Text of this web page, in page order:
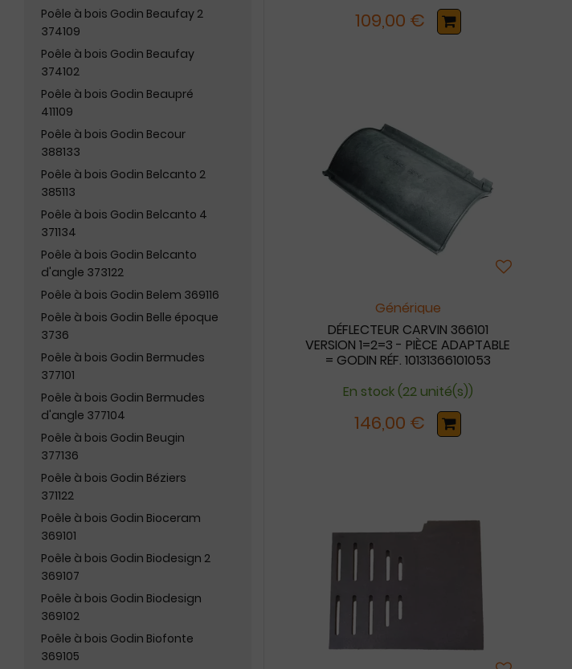
Poêle à bois Godin Beaufay 2
374109
Poêle à bois Godin Beaufay
374102
Poêle à bois Godin Beaupré
411109
Poêle à bois Godin Becour
388133
Poêle à bois Godin Belcanto 2
385113
Poêle à bois Godin Belcanto 4
371134
Poêle à bois Godin Belcanto
d'angle 373122
Poêle à bois Godin Belem 369116
Poêle à bois Godin Belle époque
3736
Poêle à bois Godin Bermudes
377101
Poêle à bois Godin Bermudes
d'angle 377104
Poêle à bois Godin Beugin
377136
Poêle à bois Godin Béziers
371122
Poêle à bois Godin Bioceram
369101
Poêle à bois Godin Biodesign 2
369107
Poêle à bois Godin Biodesign
369102
Poêle à bois Godin Biofonte
369105
109,00 €
Générique
DÉFLECTEUR CARVIN 366101
VERSION 1=2=3 - PIÈCE ADAPTABLE
= GODIN RÉF. 10131366101053
En stock (22 unité(s))
146,00 €